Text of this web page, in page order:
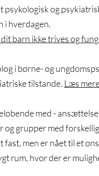
psykologisk og
i hverdagen.
barn ikke trives og
i børne- og
tilstande. Læs
med -
og grupper med
fast, men er nået til et
rum, hvor der er